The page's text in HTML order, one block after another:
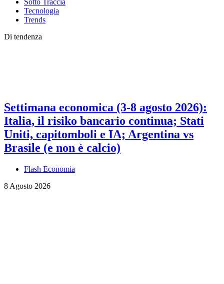
Sotto Traccia
Tecnologia
Trends
Di tendenza
Settimana economica (3-8 agosto 2026):
Italia, il risiko bancario continua; Stati
Uniti, capitomboli e IA; Argentina vs
Brasile (e non è calcio)
Flash Economia
8 Agosto 2026